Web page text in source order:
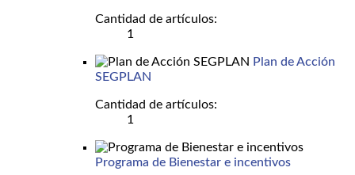
Cantidad de artículos:
1
Plan de Acción
SEGPLAN
Cantidad de artículos:
1
Programa de Bienestar e incentivos